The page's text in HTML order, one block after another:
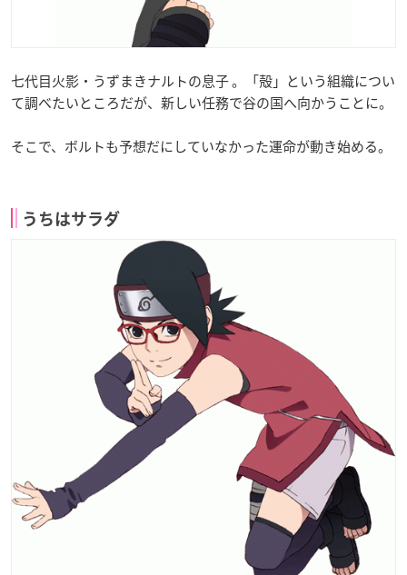
七代目火影・うずまきナルトの息子 。「殻」という組織につい
て調べたいところだが、新しい任務で谷の国へ向かうことに。
そこで、ボルトも予想だにしていなかった運命が動き始める。
うちはサラダ